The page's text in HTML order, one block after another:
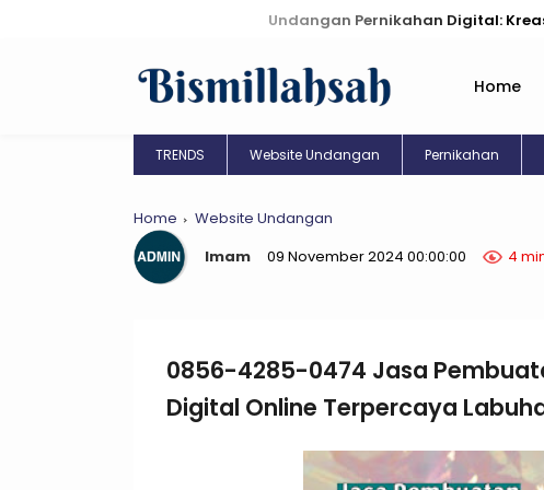
Undangan Pernikahan Digital: Kreasi Unik di
Home
TRENDS Website Undangan Pernikahan
Home
Website Undangan
Imam
09 November 2024 00:00:00 4
0856-4285-0474 Jasa
Digital Online Terpercaya